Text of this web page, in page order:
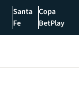
Santa
Fe
Copa
BetPlay